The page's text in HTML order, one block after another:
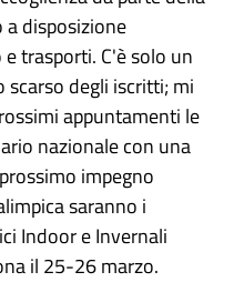
a disposizione
trasporti. C'è solo un
degli iscritti; mi
appuntamenti le
nazionale con una
impegno
saranno i
Indoor e Invernali
il 25-26 marzo.